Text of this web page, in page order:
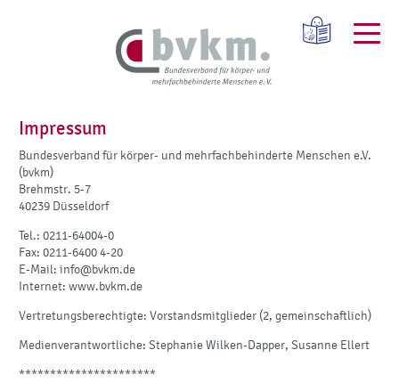
Impressum
Bundesverband für körper- und mehrfachbehinderte Menschen e.V.
(bvkm)
Brehmstr. 5-7
40239 Düsseldorf
Tel.: 0211-64004-0
Fax: 0211-6400 4-20
E-Mail: info@bvkm.de
Internet: www.bvkm.de
Vertretungsberechtigte: Vorstandsmitglieder (2, gemeinschaftlich)
Medienverantwortliche: Stephanie Wilken-Dapper, Susanne Ellert
**********************